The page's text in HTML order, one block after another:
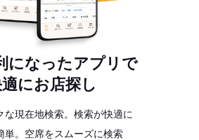
になったアプリで
にお店探し
な現在地検索。検索が快適に
単。空席をスムーズに検索